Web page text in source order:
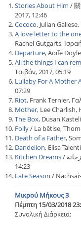
Stories About Him /
2017, 12:46
Cococo, Julian
A love letter to the
Rachel Gutgarts,
Departure, Aoífe
All the things I can
Ταϊβάν, 2017, 05:19
Lullaby For A Mother
07:29
Riot, Frank Ternier,
Mother, Lee Charlish,
The Box, Dusan
Folly/ La bêtise,
Death of a Father,
Dandelion, Elisa
Kitchen Dreams/ رویاهای آشپزخانه, Arvin Medghalchi, Ιράν, 2016,
14:23
Late Season /
Μικρού Μήκους 3
Πέμπτη 15/03/2018
Συνολική Διάρκεια: